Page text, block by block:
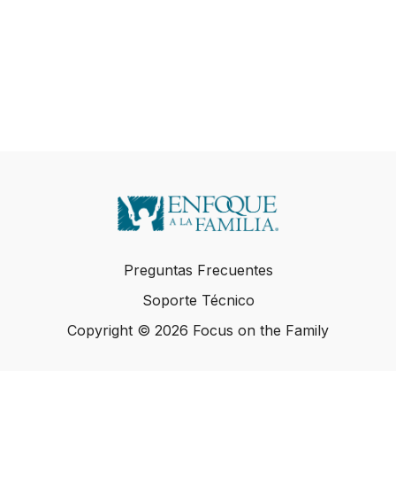
Preguntas Frecuentes
Soporte Técnico
Copyright © 2026 Focus on the Family